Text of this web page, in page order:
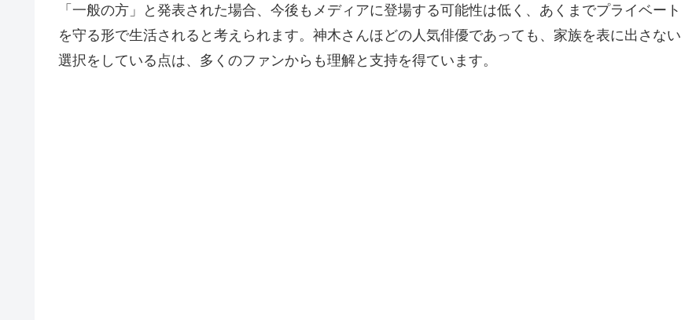
「一般の方」と発表された場合、今後もメディアに登場する可能性は低く、あくまでプライベート
を守る形で生活されると考えられます。神木さんほどの人気俳優であっても、家族を表に出さない
選択をしている点は、多くのファンからも理解と支持を得ています。